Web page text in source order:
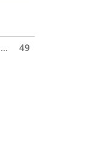
... 49